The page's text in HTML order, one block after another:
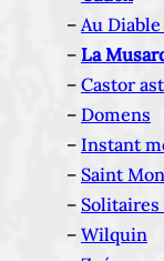
– Au
– La
– Castor
– Domens
– Instant
– Saint
–
– Wilquin